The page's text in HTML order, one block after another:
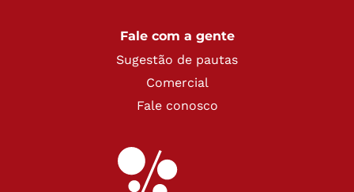
Fale com a gente
Sugestão de pautas
Comercial
Fale conosco